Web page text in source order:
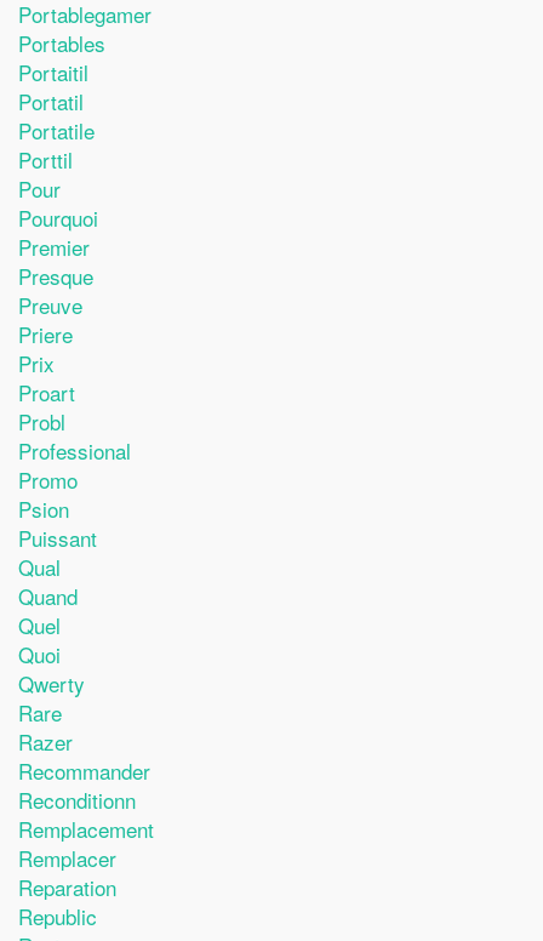
Portablegamer
Portables
Portaitil
Portatil
Portatile
Porttil
Pour
Pourquoi
Premier
Presque
Preuve
Priere
Prix
Proart
Probl
Professional
Promo
Psion
Puissant
Qual
Quand
Quel
Quoi
Qwerty
Rare
Razer
Recommander
Reconditionn
Remplacement
Remplacer
Reparation
Republic